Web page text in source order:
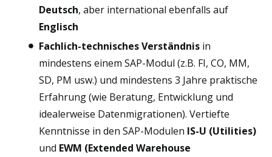
Deutsch, aber international ebenfalls auf
Englisch
Fachlich-technisches Verständnis in
mindestens einem SAP-Modul (z.B. FI, CO, MM,
SD, PM usw.) und mindestens 3 Jahre praktische
Erfahrung (wie Beratung, Entwicklung und
idealerweise Datenmigrationen). Vertiefte
Kenntnisse in den SAP-Modulen IS-U (Utilities)
und EWM (Extended Warehouse